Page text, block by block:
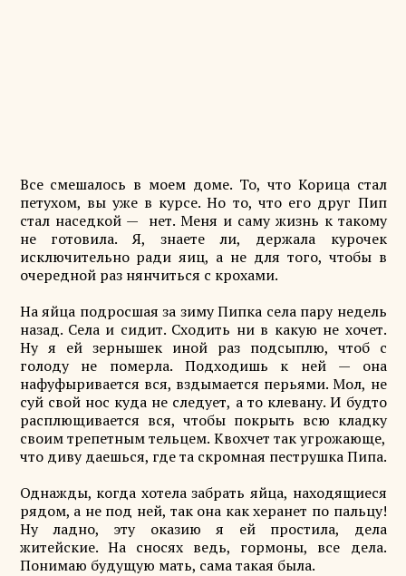
Все смешалось в моем доме. То, что Корица стал
петухом, вы уже в курсе. Но то, что его друг Пип
стал наседкой — нет. Меня и саму жизнь к такому
не готовила. Я, знаете ли, держала курочек
исключительно ради яиц, а не для того, чтобы в
очередной раз нянчиться с крохами.
На яйца подросшая за зиму Пипка села пару недель
назад. Села и сидит. Сходить ни в какую не хочет.
Ну я ей зернышек иной раз подсыплю, чтоб с
голоду не померла. Подходишь к ней — она
нафуфыривается вся, вздымается перьями. Мол, не
суй свой нос куда не следует, а то клевану. И будто
расплющивается вся, чтобы покрыть всю кладку
своим трепетным тельцем. Квохчет так угрожающе,
что диву даешься, где та скромная пеструшка Пипа.
Однажды, когда хотела забрать яйца, находящиеся
рядом, а не под ней, так она как херанет по пальцу!
Ну ладно, эту оказию я ей простила, дела
житейские. На сносях ведь, гормоны, все дела.
Понимаю будущую мать, сама такая была.